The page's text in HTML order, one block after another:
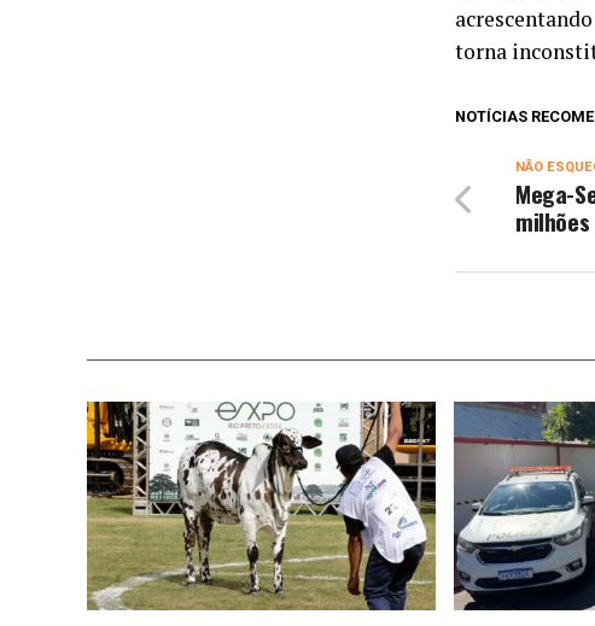
torna
NOTÍCIAS
NÃO
Mega-